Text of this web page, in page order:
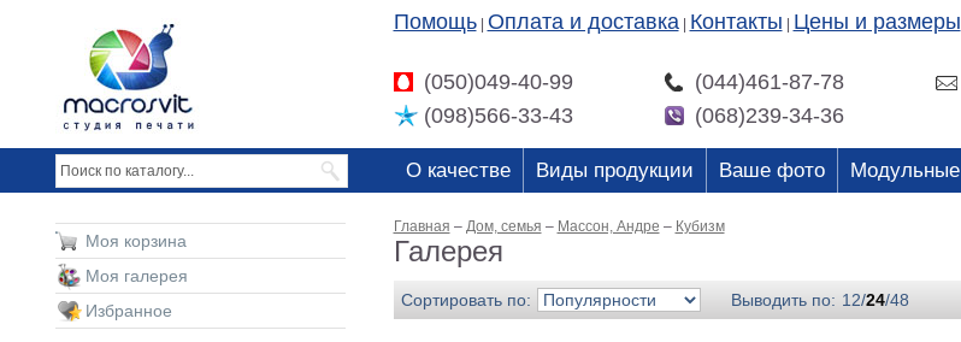
Помощь Оплата и доставка Контакты Цены и размеры
(050)049-40-99 (044)461-87-78
(098)566-33-43
(068)239-34-36
О качестве Виды продукции Ваше фото Модульные
Главная – Дом, семья – Массон, Андре – Кубизм
Галерея
Сортировать по: Выводить по: 12/24/48
Моя корзина
Моя галерея
Избранное